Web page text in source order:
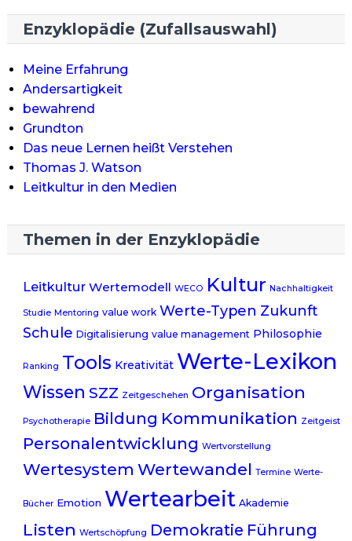
Enzyklopädie (Zufallsauswahl)
Meine Erfahrung
Andersartigkeit
bewahrend
Grundton
Das neue Lernen heißt Verstehen
Thomas J. Watson
Leitkultur in den Medien
Themen in der Enzyklopädie
Leitkultur Wertemodell WECO Kultur Nachhaltigkeit
Studie Mentoring value work Werte-Typen Zukunft
Schule Digitalisierung value management Philosophie
Ranking Tools Kreativität Werte-Lexikon
Wissen SZZ Zeitgeschehen Organisation
Psychotherapie Bildung Kommunikation Zeitgeist
Personalentwicklung Wertvorstellung
Wertesystem Wertewandel Termine Werte-
Bücher Emotion Wertearbeit Akademie
Listen Wertschöpfung Demokratie Führung